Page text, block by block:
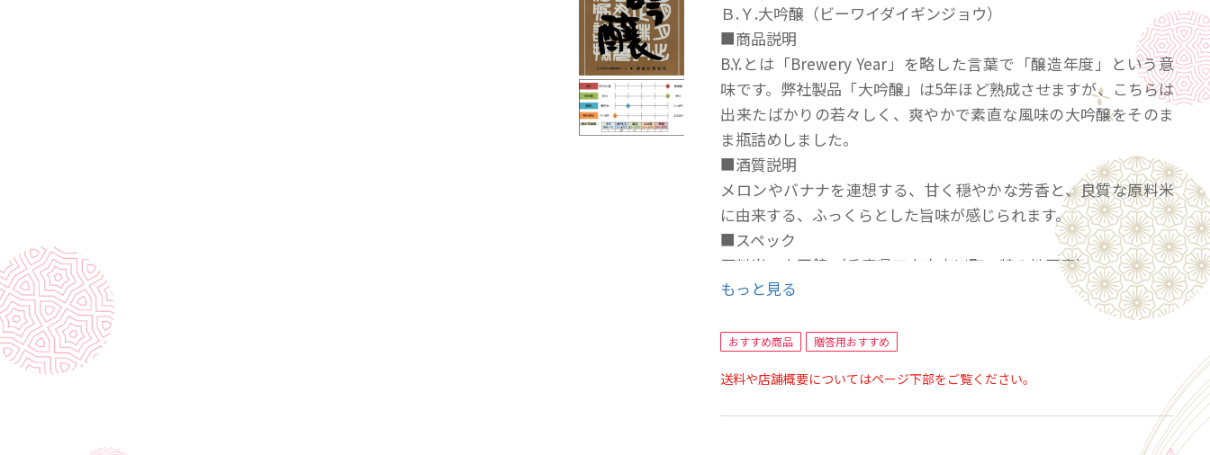
Ｂ.Ｙ.大吟醸（ビーワイダイギンジョウ）
■商品説明
B.Y.とは「Brewery Year」を略した言葉で「醸造年度」という意
味です。弊社製品「大吟醸」は5年ほど熟成させますが、こちらは
出来たばかりの若々しく、爽やかで素直な風味の大吟醸をそのま
ま瓶詰めしました。
■酒質説明
メロンやバナナを連想する、甘く穏やかな芳香と、良質な原料米
に由来する、ふっくらとした旨味が感じられます。
■スペック
原料米：山田錦 （兵庫県三木市吉川町・特Ａ地区産）
精米歩合：50％
熟成年数：1年未満（出荷時）
味わい：軽快タイプ
＊「B.Y.」はBrewery Year（醸造年度）の意味です 。
もっと見る
おすすめ商品 贈答用おすすめ
送料や店舗概要についてはページ下部をご覧ください。